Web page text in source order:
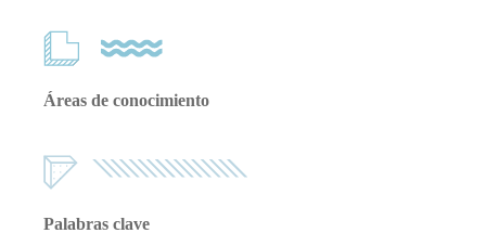
Áreas de conocimiento
Palabras clave